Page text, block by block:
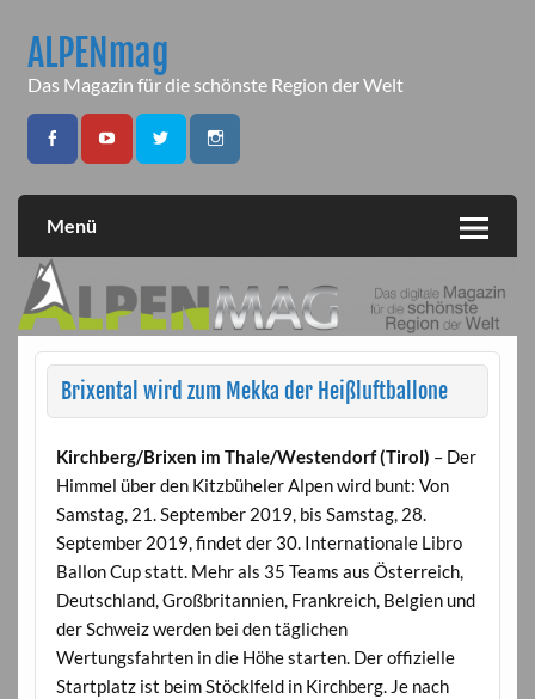
contentALPENmag
Das Magazin für die schönste Region der Welt
Menü
Brixental wird zum Mekka der Heißluftballone
Kirchberg/Brixen im Thale/Westendorf (Tirol) – Der
Himmel über den Kitzbüheler Alpen wird bunt: Von
Samstag, 21. September 2019, bis Samstag, 28.
September 2019, findet der 30. Internationale Libro
Ballon Cup statt. Mehr als 35 Teams aus Österreich,
Deutschland, Großbritannien, Frankreich, Belgien und
der Schweiz werden bei den täglichen
Wertungsfahrten in die Höhe starten. Der offizielle
Startplatz ist beim Stöcklfeld in Kirchberg. Je nach